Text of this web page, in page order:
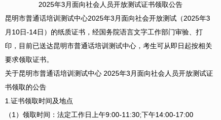
2025年3月面向社会人员开放测试证书领取公告
昆明市普通话培训测试中心2025年3月面向社会开放测试（2025年3
月10日-14日）的纸质证书，经国务院语言文字工作部门审验、打
印，目前已送达昆明市普通话培训测试中心，考生可从即日起按相关
要求领取证书。
关于昆明市普通话培训测试中心 2025年3月面向社会人员开放测试证
书领取的公告
1.证书领取时间及地点
（1）领取时间：法定工作日上午9:00-11:30;下午14:00-17:00